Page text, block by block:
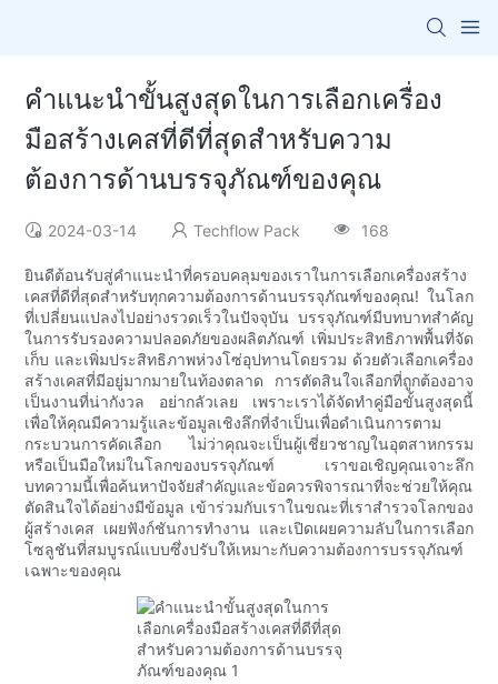
คำแนะนำขั้นสูงสุดในการเลือกเครื่อง
มือสร้างเคสที่ดีที่สุดสำหรับความ
ต้องการด้านบรรจุภัณฑ์ของคุณ
2024-03-14 Techflow Pack 168
ยินดีต้อนรับสู่คำแนะนำที่ครอบคลุมของเราในการเลือกเครื่องสร้าง
เคสที่ดีที่สุดสำหรับทุกความต้องการด้านบรรจุภัณฑ์ของคุณ! ในโลก
ที่เปลี่ยนแปลงไปอย่างรวดเร็วในปัจจุบัน บรรจุภัณฑ์มีบทบาทสำคัญ
ในการรับรองความปลอดภัยของผลิตภัณฑ์ เพิ่มประสิทธิภาพพื้นที่จัด
เก็บ และเพิ่มประสิทธิภาพห่วงโซ่อุปทานโดยรวม ด้วยตัวเลือกเครื่อง
สร้างเคสที่มีอยู่มากมายในท้องตลาด การตัดสินใจเลือกที่ถูกต้องอาจ
เป็นงานที่น่ากังวล อย่ากลัวเลย เพราะเราได้จัดทำคู่มือขั้นสูงสุดนี้
เพื่อให้คุณมีความรู้และข้อมูลเชิงลึกที่จำเป็นเพื่อดำเนินการตาม
กระบวนการคัดเลือก ไม่ว่าคุณจะเป็นผู้เชี่ยวชาญในอุตสาหกรรม
หรือเป็นมือใหม่ในโลกของบรรจุภัณฑ์ เราขอเชิญคุณเจาะลึก
บทความนี้เพื่อค้นหาปัจจัยสำคัญและข้อควรพิจารณาที่จะช่วยให้คุณ
ตัดสินใจได้อย่างมีข้อมูล เข้าร่วมกับเราในขณะที่เราสำรวจโลกของ
ผู้สร้างเคส เผยฟังก์ชันการทำงาน และเปิดเผยความลับในการเลือก
โซลูชันที่สมบูรณ์แบบซึ่งปรับให้เหมาะกับความต้องการบรรจุภัณฑ์
เฉพาะของคุณ